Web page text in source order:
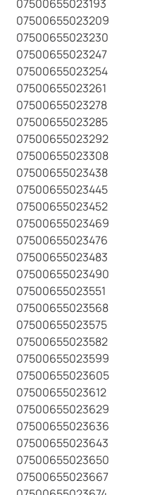
07500655023193
07500655023209
07500655023230
07500655023247
07500655023254
07500655023261
07500655023278
07500655023285
07500655023292
07500655023308
07500655023438
07500655023445
07500655023452
07500655023469
07500655023476
07500655023483
07500655023490
07500655023551
07500655023568
07500655023575
07500655023582
07500655023599
07500655023605
07500655023612
07500655023629
07500655023636
07500655023643
07500655023650
07500655023667